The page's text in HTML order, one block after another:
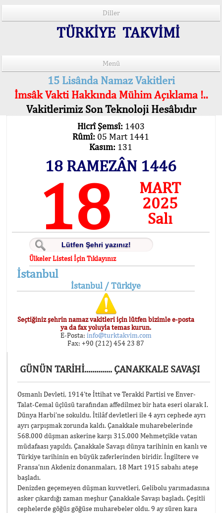
Diller
TÜRKİYE TAKVİMİ
Menü
15 Lisânda Namaz Vakitleri
İmsâk Vakti Hakkında Mühim Açıklama !..
Vakitlerimiz Son Teknoloji Hesâbıdır
Hicrî Şemsî: 1403
Rûmî: 05 Mart 1441
Kasım: 131
18 RAMEZÂN 1446
18
MART
2025
Salı
Ülkeler Listesi İçin Tıklayınız
İstanbul
İstanbul / Türkiye
Seçtiğiniz şehrin namaz vakitleri için lütfen bizimle e-posta
ya da fax yoluyla temas kurun.
E-Posta: info@turktakvim.com
Fax: +90 (212) 454 23 87
GÜNÜN TARİHİ.............. ÇANAKKALE SAVAŞI
Osmanlı Devleti, 1914’te İttihat ve Terakki Partisi ve Enver-
Talat-Cemal üçlüsü tarafından affedilmez bir hata eseri olarak I.
Dünya Harbi’ne sokuldu. İtilâf devletleri ile 4 ayrı cephede ayrı
ayrı çarpışmak zorunda kaldı. Çanakkale muharebelerinde
568.000 düşman askerine karşı 315.000 Mehmetçikle vatan
müdafaası yapıldı. Çanakkale Savaşı dünya tarihinin en kanlı ve
Türkiye tarihinin en büyük zaferlerinden biridir. İngiltere ve
Fransa’nın Akdeniz donanmaları, 18 Mart 1915 sabahı ateşe
başladı.
Denizden geçemeyen düşman kuvvetleri, Gelibolu yarımadasına
asker çıkardığı zaman meşhur Çanakkale Savaşı başladı. Çeşitli
cephelerde göğüs göğüse muharebeler oldu. 9 ay süren kara